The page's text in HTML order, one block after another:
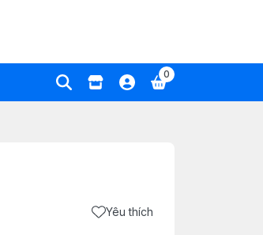
0
Yêu thích